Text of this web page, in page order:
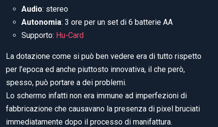
Audio: stereo
Autonomia: 3 ore per un set di 6 batterie AA
Supporto: Hu-Card
La dotazione come si può ben vedere era di tutto rispetto
per l’epoca ed anche piuttosto innovativa, il che però,
spesso, può portare a dei problemi.
Lo schermo infatti non era immune ad imperfezioni di
fabbricazione che causavano la presenza di pixel bruciati
immediatamente dopo il processo di manifattura.